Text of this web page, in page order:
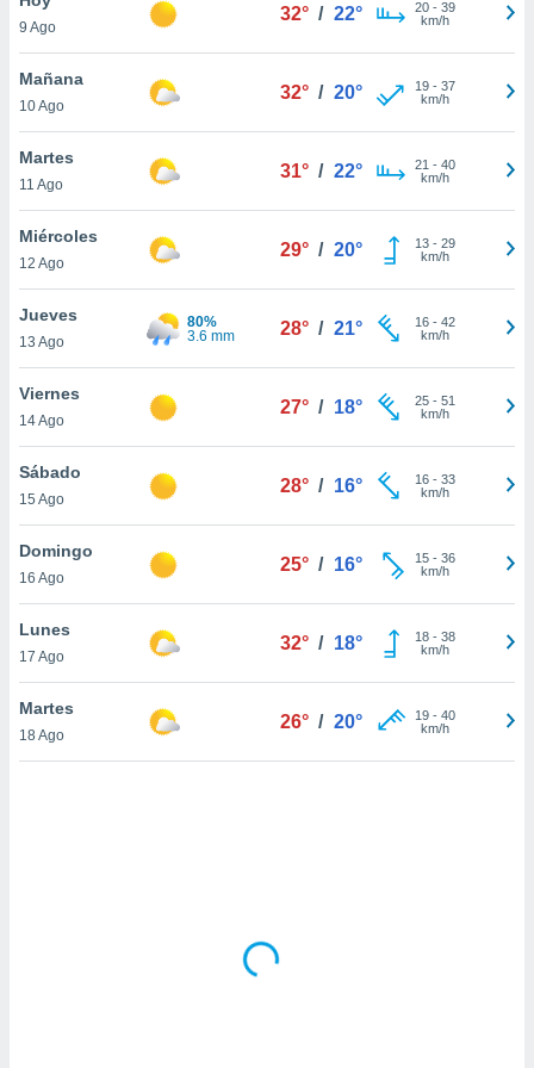
y
en
más
de
de
sitio
te
de que
el sitio
9 Ago
32° / 22° 20- 39
km/h
Mañana
10 Ago
32° / 20° 19- 37
km/h
Martes
11 Ago
31° / 22° 21 - 40
km/h
Miércoles
12 Ago
29° / 20° 13- 29
km/h
Jueves
13 Ago
80%
3.6 mm
28° / 21° 16- 42
km/h
Viernes
14 Ago
27° / 18° 25- 51
km/h
Sábado
15 Ago
28° / 16° 16- 33
km/h
Domingo
16 Ago
25° / 16° 15- 36
km/h
Lunes
17 Ago
32° / 18° 18- 38
km/h
Martes
18 Ago
26° / 20° 19- 40
km/h